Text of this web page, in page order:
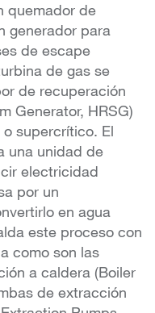
quemador de
generador para
de escape
de gas se
de recuperación
Generator, HRSG)
supercrítico. El
una unidad de
electricidad
por un
en agua
este proceso con
como son las
a caldera (Boiler
de extracción